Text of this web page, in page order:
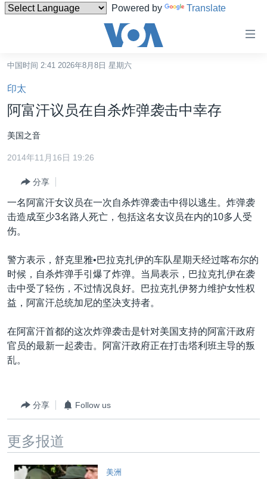
Powered by Translate
碍
链
接
跳
转
内
转
到
导
跳
转
到
检
台湾
港澳
国际
最新国际新闻
欧洲
非洲
全球议题
分类新闻
科教·文娱·体健
军事
环境
美中关系
白宫要闻
国会报道
美国建国250周年
重要讲话与声明
台海两岸关系
南中国海争端
关注西藏
VOA视频
VOA今日焦点
关注我们
中国时间 2:41 2026年8月8日 星期六
印太
阿富汗议员在自杀炸弹袭击中幸存
美国之音
2014年11月16日 19:26
分享
一名阿富汗女议员在一次自杀炸弹袭击中得以逃生。炸弹袭
击造成至少3名路人死亡，包括这名女议员在内的10多人受
伤。
警方表示，舒克里雅•巴拉克扎伊的车队星期天经过喀布尔的
时候，自杀炸弹手引爆了炸弹。当局表示，巴拉克扎伊在袭
击中受了轻伤，不过情况良好。巴拉克扎伊努力维护女性权
益，阿富汗总统加尼的坚决支持者。
在阿富汗首都的这次炸弹袭击是针对美国支持的阿富汗政府
官员的最新一起袭击。阿富汗政府正在打击塔利班主导的叛
乱。
分享 Follow us
更多报道
美洲